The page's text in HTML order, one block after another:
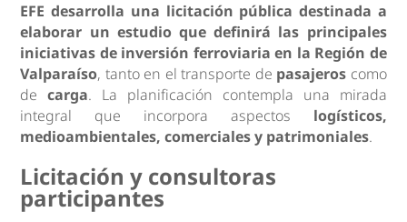
EFE desarrolla una licitación pública destinada a
elaborar un estudio que definirá las principales
iniciativas de inversión ferroviaria en la Región de
Valparaíso, tanto en el transporte de pasajeros como
decarga. La planificación contempla una mirada
integral que incorpora aspectos logísticos,
medioambientales, comerciales y patrimoniales.
Licitación y consultoras
participantes